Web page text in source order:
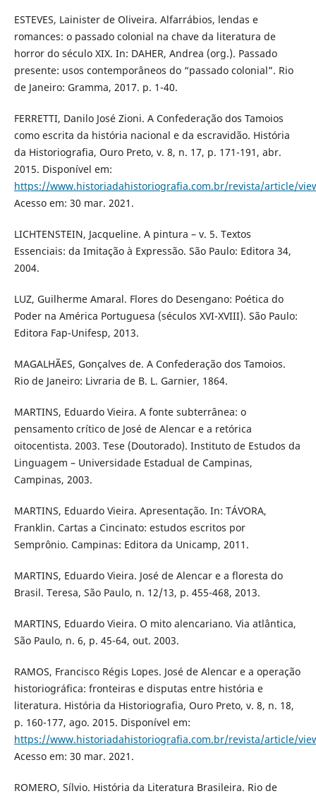
ESTEVES, Lainister de Oliveira. Alfarrábios, lendas e
romances: o passado colonial na chave da literatura de
horror do século XIX. In: DAHER, Andrea (org.). Passado
presente: usos contemporâneos do “passado colonial”. Rio
de Janeiro: Gramma, 2017. p. 1-40.
FERRETTI, Danilo José Zioni. A Confederação dos Tamoios
como escrita da história nacional e da escravidão. História
da Historiografia, Ouro Preto, v. 8, n. 17, p. 171-191, abr.
2015. Disponível em:
https://www.historiadahistoriografia.com.br/revista/article/
Acesso em: 30 mar. 2021.
LICHTENSTEIN, Jacqueline. A pintura – v. 5. Textos
Essenciais: da Imitação à Expressão. São Paulo: Editora 34,
2004.
LUZ, Guilherme Amaral. Flores do Desengano: Poética do
Poder na América Portuguesa (séculos XVI-XVIII). São Paulo:
Editora Fap-Unifesp, 2013.
MAGALHÃES, Gonçalves de. A Confederação dos Tamoios.
Rio de Janeiro: Livraria de B. L. Garnier, 1864.
MARTINS, Eduardo Vieira. A fonte subterrânea: o
pensamento crítico de José de Alencar e a retórica
oitocentista. 2003. Tese (Doutorado). Instituto de Estudos da
Linguagem – Universidade Estadual de Campinas,
Campinas, 2003.
MARTINS, Eduardo Vieira. Apresentação. In: TÁVORA,
Franklin. Cartas a Cincinato: estudos escritos por
Semprônio. Campinas: Editora da Unicamp, 2011.
MARTINS, Eduardo Vieira. José de Alencar e a floresta do
Brasil. Teresa, São Paulo, n. 12/13, p. 455-468, 2013.
MARTINS, Eduardo Vieira. O mito alencariano. Via atlântica,
São Paulo, n. 6, p. 45-64, out. 2003.
RAMOS, Francisco Régis Lopes. José de Alencar e a operação
historiográfica: fronteiras e disputas entre história e
literatura. História da Historiografia, Ouro Preto, v. 8, n. 18,
p. 160-177, ago. 2015. Disponível em:
https://www.historiadahistoriografia.com.br/revista/article/
Acesso em: 30 mar. 2021.
ROMERO, Sílvio. História da Literatura Brasileira. Rio de